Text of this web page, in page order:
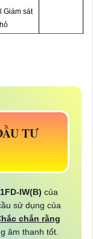
Giám sát
TƯ
IW(B) của
sử dụng của
chắn rằng
âm thanh tốt.